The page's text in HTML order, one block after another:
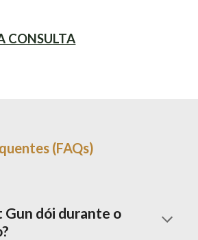
CONSULTA
(FAQs)
Gun dói durante o